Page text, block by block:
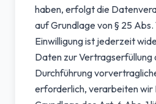
haben, erfolgt die
auf Grundlage von § 25 Abs.
Einwilligung ist jederzeit
Daten zur Vertragserfüllung
Durchführung
erforderlich, verarbeiten wir